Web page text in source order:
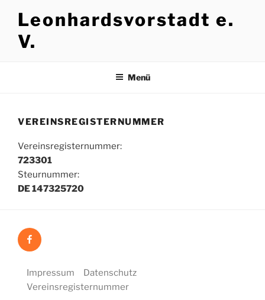
Inhalt
springen
Leonhardsvorstadt e.
V.
Menü
VEREINSREGISTERNUMMER
Vereinsregisternummer:
723301
Steurnummer:
DE 147325720
Facebook
Impressum
Datenschutz
Vereinsregisternummer